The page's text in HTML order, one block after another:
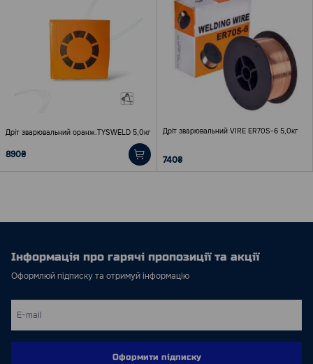
Дріт зварювальний оранж.TYSWELD 5,0кг
890₴
Дріт зварювальний VIRE ER70S-6 5,0кг
740₴
Інформація про гарячі пропозиції та акції
Оформлюй підписку та отримуй інформацію
Оформити підписку